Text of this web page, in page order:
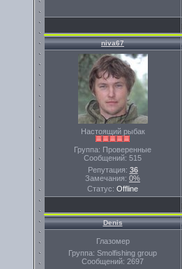
niva67
Настоящий рыбак
Группа: Проверенные
Сообщений: 515
Репутация: 36
Замечания: 0%
Статус: Offline
Denis
Глазомер
Группа: Smolfishing group
Сообщений: 2697